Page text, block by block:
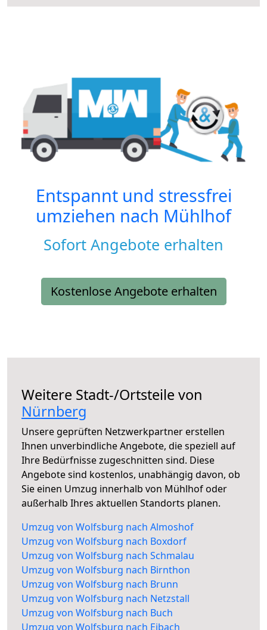
Entspannt und stressfrei
umziehen nach Mühlhof
Sofort Angebote erhalten
Kostenlose Angebote erhalten
Weitere Stadt-/Ortsteile von
Nürnberg
Unsere geprüften Netzwerkpartner erstellen
Ihnen unverbindliche Angebote, die speziell auf
Ihre Bedürfnisse zugeschnitten sind. Diese
Angebote sind kostenlos, unabhängig davon, ob
Sie einen Umzug innerhalb von Mühlhof oder
außerhalb Ihres aktuellen Standorts planen.
Umzug von Wolfsburg nach Almoshof
Umzug von Wolfsburg nach Boxdorf
Umzug von Wolfsburg nach Schmalau
Umzug von Wolfsburg nach Birnthon
Umzug von Wolfsburg nach Brunn
Umzug von Wolfsburg nach Netzstall
Umzug von Wolfsburg nach Buch
Umzug von Wolfsburg nach Eibach